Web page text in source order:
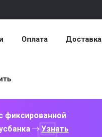
Оплата Доставка
фиксированной
Узнать